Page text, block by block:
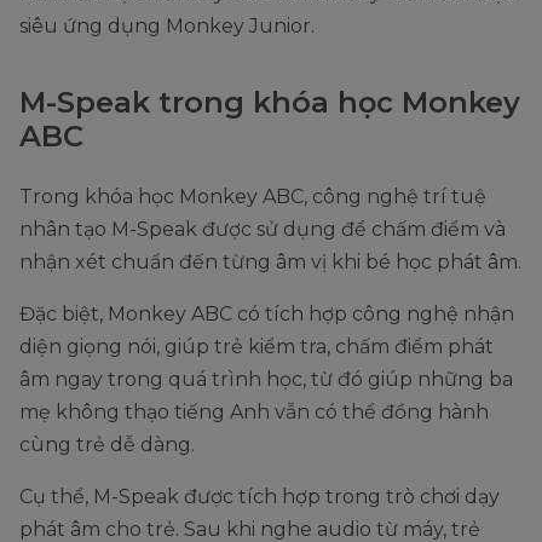
siêu ứng dụng Monkey Junior.
M-Speak trong khóa học Monkey
ABC
Trong khóa học Monkey ABC, công nghệ trí tuệ
nhân tạo M-Speak được sử dụng để chấm điểm và
nhận xét chuẩn đến từng âm vị khi bé học phát âm.
Đặc biệt, Monkey ABC có tích hợp công nghệ nhận
diện giọng nói, giúp trẻ kiểm tra, chấm điểm phát
âm ngay trong quá trình học, từ đó giúp những ba
mẹ không thạo tiếng Anh vẫn có thể đồng hành
cùng trẻ dễ dàng.
Cụ thể, M-Speak được tích hợp trong trò chơi dạy
phát âm cho trẻ. Sau khi nghe audio từ máy, trẻ